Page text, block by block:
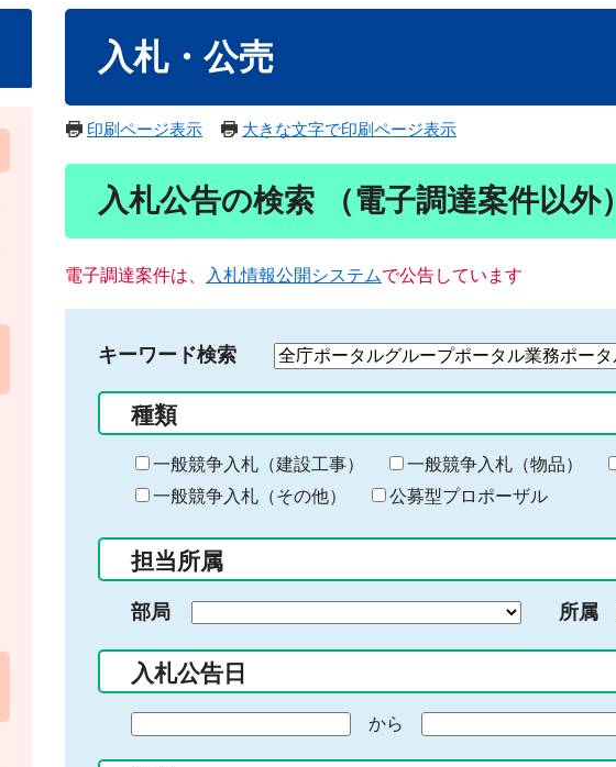
入札・公売
印刷ページ表示 大きな文字で印刷ページ表示
入札公告の検索 （電子調達案件以外）
電子調達案件は、 入札情報公開システムで公告しています
キーワード検索
検
る
キ
ー
ー
入
力
種類
一般競争入札（建設工事） 一般競争入札（物品）
一般競争入札（その他）
公募型プロポーザル
担当所属
部局 所属
入札公告日
から